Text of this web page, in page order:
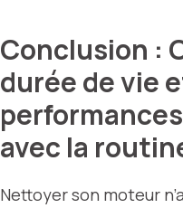
Conclusion :
durée de vie
avec la
Nettoyer son moteur